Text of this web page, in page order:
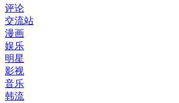
评论
交流站
漫画
娱乐
明星
影视
音乐
韩流